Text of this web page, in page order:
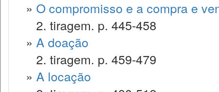
» O compromisso e a compra e
2. tiragem. p. 445-458
» A doação
2. tiragem. p. 459-479
» A locação